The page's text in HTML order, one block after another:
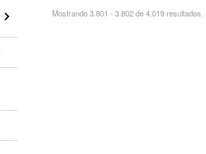
Mostrando 3.801 - 3.802 de 4.019 resultados.